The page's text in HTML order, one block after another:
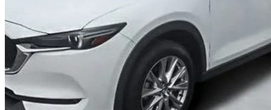
2021 Mazda CX-5
GT AWD with Turbo 80 312 km